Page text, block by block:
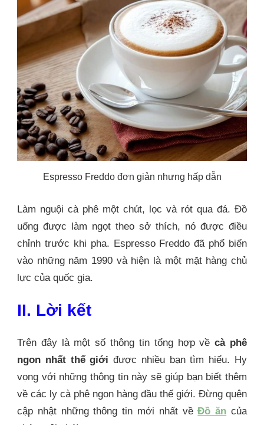
Espresso Freddo đơn giản nhưng hấp dẫn
Làm nguội cà phê một chút, lọc và rót qua đá. Đồ
uống được làm ngọt theo sở thích, nó được điều
chỉnh trước khi pha. Espresso Freddo đã phổ biến
vào những năm 1990 và hiện là một mặt hàng chủ
lực của quốc gia.
II. Lời kết
Trên đây là một số thông tin tổng hợp vềcà phê
ngon nhất thế giớiđược nhiều bạn tìm hiểu. Hy
vọng với những thông tin này sẽ giúp bạn biết thêm
về các ly cà phê ngon hàng đầu thế giới. Đừng quên
cập nhật những thông tin mới nhất vềĐồ ăn của